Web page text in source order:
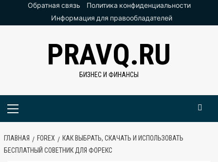
ПерейтиОбратная связь
Политика конфиденциальности
Информация для правообладателей
PRAVQ.RU
БИЗНЕС И ФИНАНСЫ
Основное
ГЛАВНАЯ FOREX
КАК ВЫБРАТЬ, СКАЧАТЬ И ИСПОЛЬЗОВАТЬ
БЕСПЛАТНЫЙ СОВЕТНИК ДЛЯ ФОРЕКС